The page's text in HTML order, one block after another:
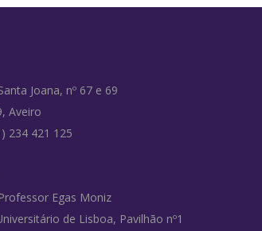
Joana, nº 67 e 69
Aveiro
234 421 125
Egas Moniz
de Lisboa, Pavilhão nº1